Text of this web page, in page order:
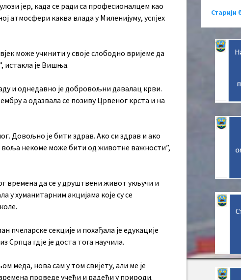
јер, када се ради са професионалцем као
атмосфери каква влада у Миленијуму, успјех
може учинити у своје слободно вријеме да
истакла је Вишња.
и однедавно је добровољни давалац крви.
а одазвала се позиву Црвеног крста и на
Довољно је бити здрав. Ако си здрав и ако
воља некоме може бити од животне важности”,
времена да се у друштвени живот укључи и
у хуманитарним акцијама које су се
пчеларске секције и похађала је едукације
гдје је доста тога научила.
меда, нова сам у том свијету, али ме је
проведе учећи и радећи у природи.
Старији